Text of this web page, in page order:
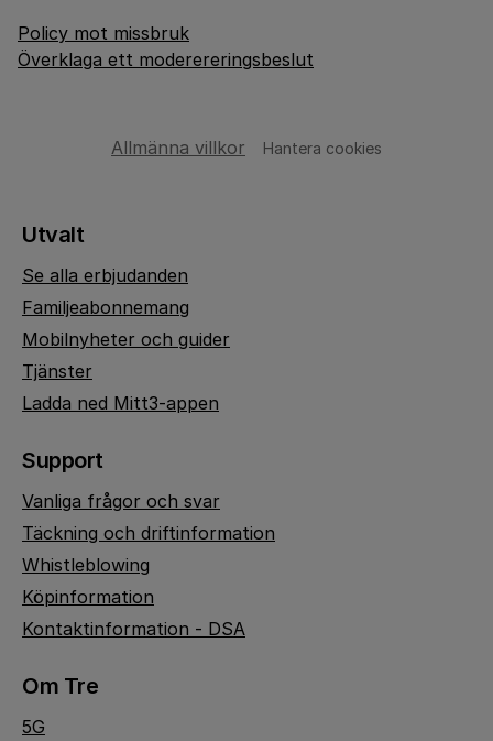
Policy mot missbruk
Överklaga ett moderereringsbeslut
Allmänna villkor Hantera cookies
Utvalt
Se alla erbjudanden
Familjeabonnemang
Mobilnyheter och guider
Tjänster
Ladda ned Mitt3-appen
Support
Vanliga frågor och svar
Täckning och driftinformation
Whistleblowing
Köpinformation
Kontaktinformation - DSA
Om Tre
5G